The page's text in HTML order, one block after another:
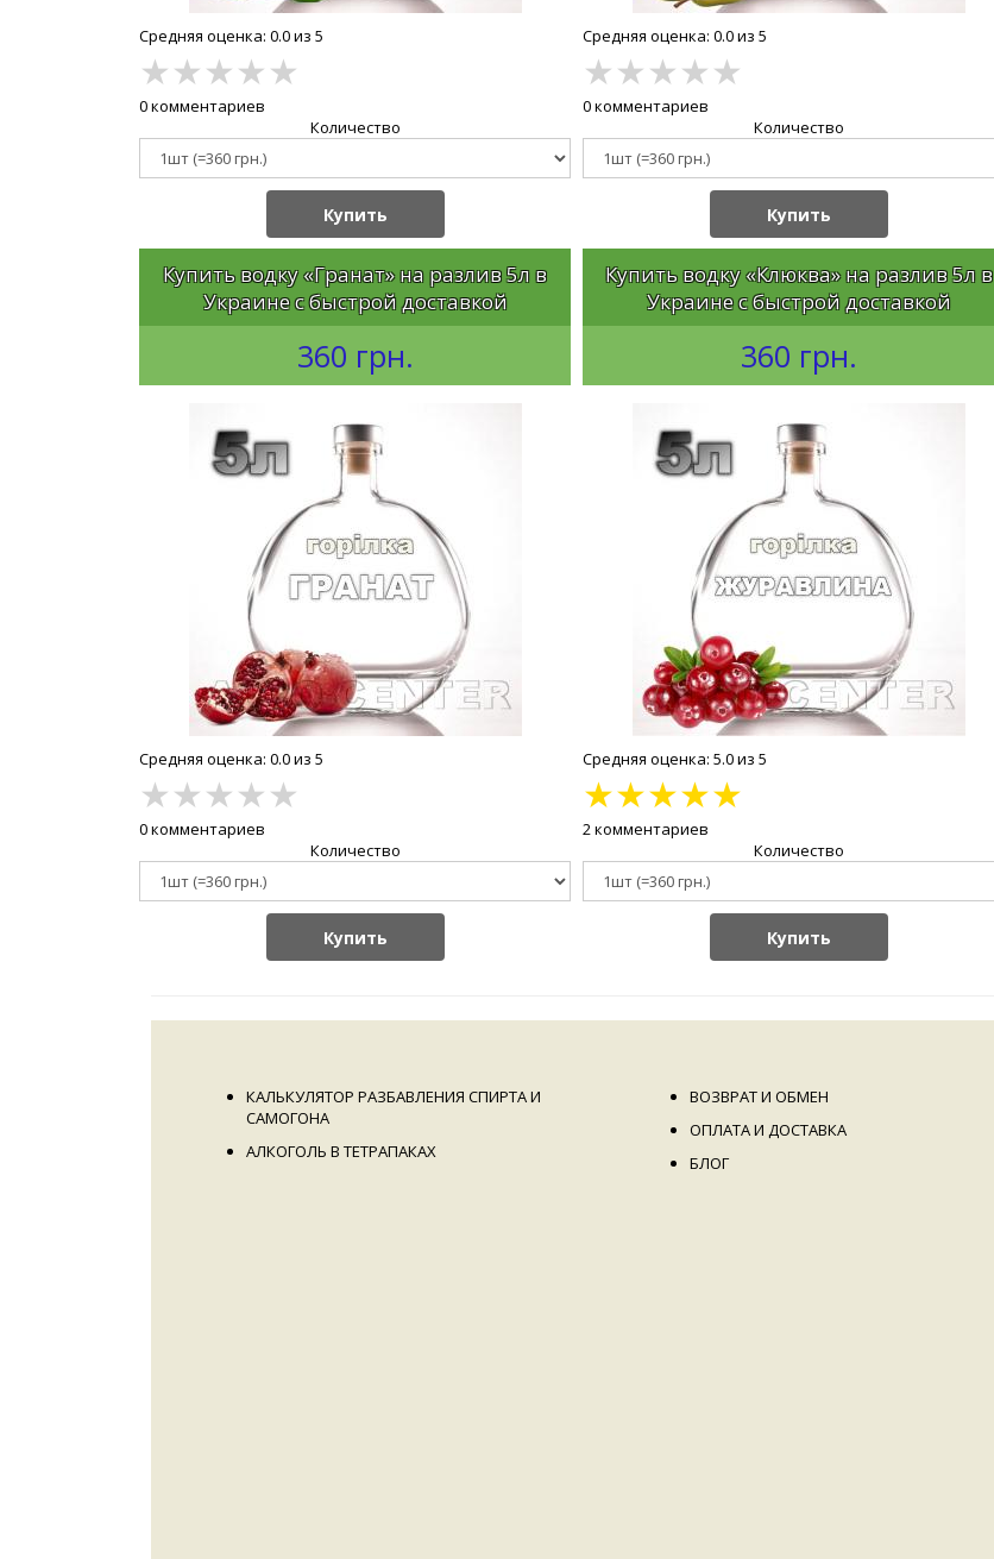
Средняя оценка: 0.0 из 5
★★★★★
0 комментариев
Количество
Купить
Средняя оценка: 0.0 из 5
★★★★★
0 комментариев
Количество
Купить
Купить водку «Гранат» на разлив 5л в
Украине с быстрой доставкой
360 грн.
Средняя оценка: 0.0 из 5
★★★★★
0 комментариев
Количество
Купить
Купить водку «Клюква» на разлив 5л в
Украине с быстрой доставкой
360 грн.
Средняя оценка: 5.0 из 5
★★★★★
2 комментариев
Количество
Купить
КАЛЬКУЛЯТОР РАЗБАВЛЕНИЯ СПИРТА И
САМОГОНА
АЛКОГОЛЬ В ТЕТРАПАКАХ
ВОЗВРАТ И ОБМЕН
ОПЛАТА И ДОСТАВКА
БЛОГ